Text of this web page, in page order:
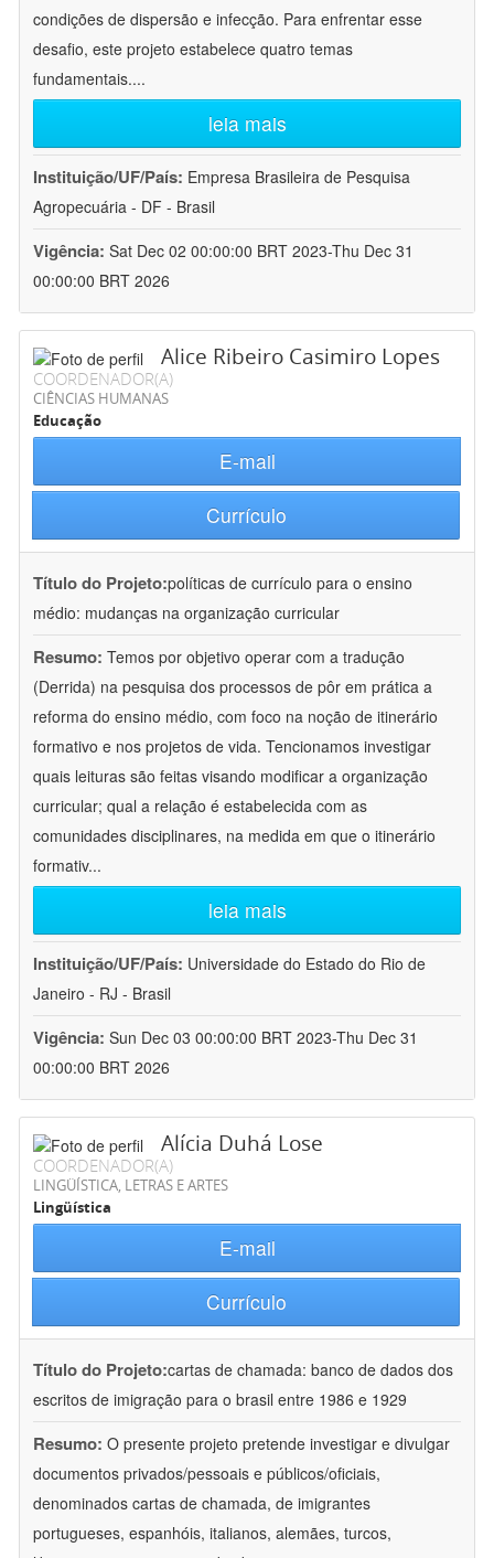
condições de dispersão e infecção. Para enfrentar esse
desafio, este projeto estabelece quatro temas
fundamentais....
leia mais
Instituição/UF/País: Empresa Brasileira de Pesquisa
Agropecuária - DF - Brasil
Vigência: Sat Dec 02 00:00:00 BRT 2023-Thu Dec 31
00:00:00 BRT 2026
Alice Ribeiro Casimiro Lopes
COORDENADOR(A)
CIÊNCIAS HUMANAS
Educação
E-mail
Currículo
Título do Projeto:políticas de currículo para o ensino
médio: mudanças na organização curricular
Resumo: Temos por objetivo operar com a tradução
(Derrida) na pesquisa dos processos de pôr em prática a
reforma do ensino médio, com foco na noção de itinerário
formativo e nos projetos de vida. Tencionamos investigar
quais leituras são feitas visando modificar a organização
curricular; qual a relação é estabelecida com as
comunidades disciplinares, na medida em que o itinerário
formativ...
leia mais
Instituição/UF/País: Universidade do Estado do Rio de
Janeiro - RJ - Brasil
Vigência: Sun Dec 03 00:00:00 BRT 2023-Thu Dec 31
00:00:00 BRT 2026
Alícia Duhá Lose
COORDENADOR(A)
LINGÜÍSTICA, LETRAS E ARTES
Lingüística
E-mail
Currículo
Título do Projeto:cartas de chamada: banco de dados dos
escritos de imigração para o brasil entre 1986 e 1929
Resumo: O presente projeto pretende investigar e divulgar
documentos privados/pessoais e públicos/oficiais,
denominados cartas de chamada, de imigrantes
portugueses, espanhóis, italianos, alemães, turcos,